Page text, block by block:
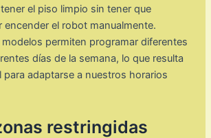
el piso limpio sin tener que
encender el robot manualmente.
permiten programar diferentes
días de la semana, lo que resulta
para adaptarse a nuestros horarios
restringidas